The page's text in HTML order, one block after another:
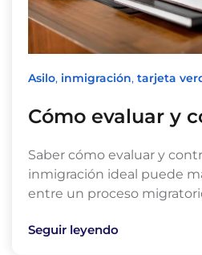
Asilo, inmigración, tarjeta
Cómo evaluar y
Saber cómo evaluar y
inmigración ideal puede
entre un proceso
Seguir leyendo